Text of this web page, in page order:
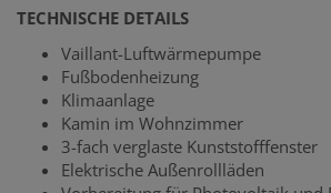
TECHNISCHE DETAILS
Vaillant-Luftwärmepumpe
Fußbodenheizung
Klimaanlage
Kamin im Wohnzimmer
3-fach verglaste Kunststofffenster
Elektrische Außenrollläden